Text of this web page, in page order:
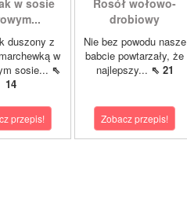
w sosie
duszony z
w
sosie... ⇖
14
przepis!
Rosół wołowo-
drobiowy
Nie bez powodu nasze
babcie powtarzały, że
najlepszy... ⇖ 21
Zobacz przepis!